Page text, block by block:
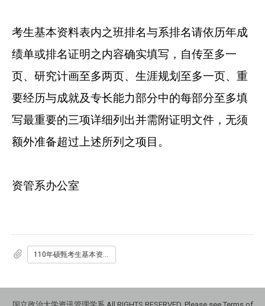
考生基本资料表内之班排名与系排名请依历年成
绩单或排名证明之内容确实填写，自传至多一
页、研究计画至多两页、生涯规划至多一页、重
要经历与成就及专长能力部分中的每部分至多填
写最重要的三项详细列出并需附证明文件，无须
额外准备超过上述所列之项目。
资管系办公室
110年硕甄考生基本资料表.docx